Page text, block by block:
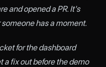
and opened a PR. It's
has a moment.
for the dashboard
a fix out before the demo